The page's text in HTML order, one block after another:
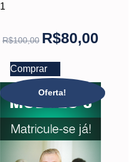
1
R$100,00 R$80,00
Comprar
Oferta!